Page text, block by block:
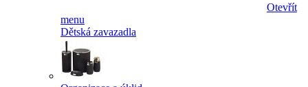
Otevřít
menu
Dětská zavazadla